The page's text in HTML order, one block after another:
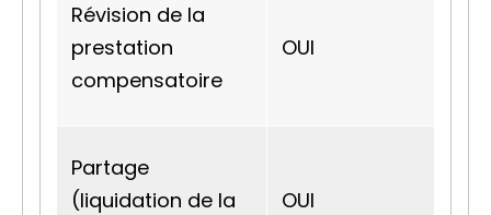
Révision de la
prestation
compensatoire
OUI
Partage
(liquidation de la
OUI